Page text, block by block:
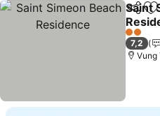
Saint
2 Étoiles
7,2
Vung